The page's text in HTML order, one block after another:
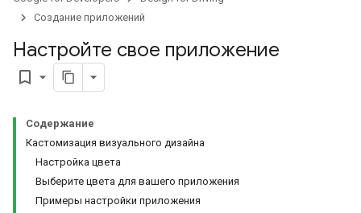
Создание приложений
Настройте свое приложение
bookmark_border
Содержание
Кастомизация визуального дизайна
Настройка цвета
Выберите цвета для вашего приложения
Примеры настройки приложения